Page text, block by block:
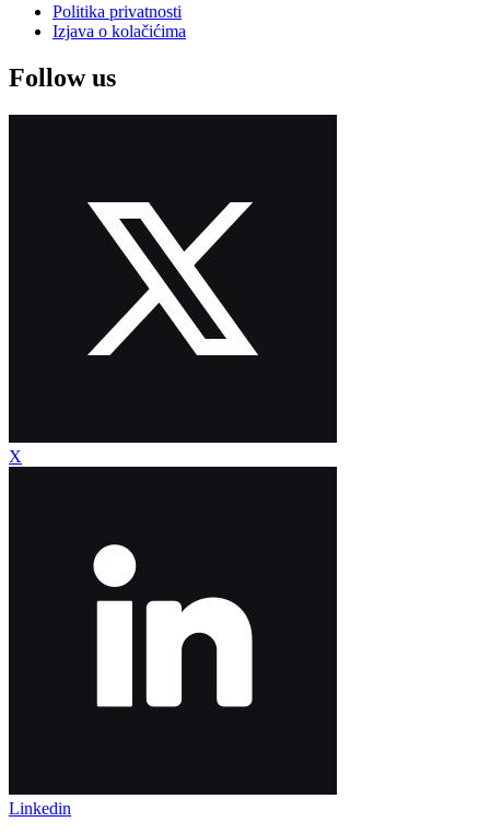
Politika privatnosti
Izjava o kolačićima
Follow us
X
Linkedin